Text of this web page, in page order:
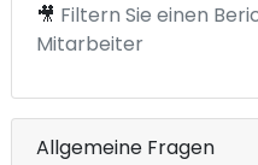
🎥 Filtern Sie einen
Mitarbeiter
Allgemeine Fragen